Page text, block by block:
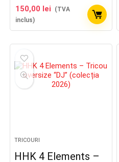
150,00 lei
(TVA
inclus)
TRICOURI
HHK 4 Elements –